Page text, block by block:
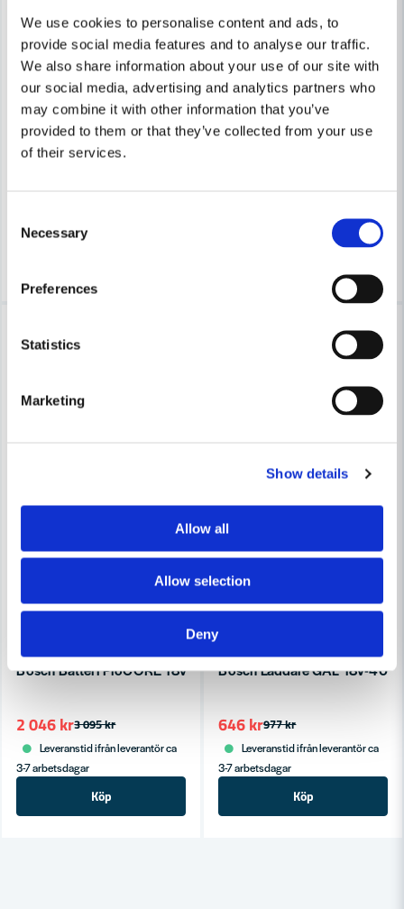
We use cookies to personalise content and ads, to
provide social media features and to analyse our traffic.
We also share information about your use of our site with
our social media, advertising and analytics partners who
may combine it with other information that you’ve
provided to them or that they’ve collected from your use
of their services.
Selection
Necessary
Preferences
Statistics
Marketing
Show details
Allow all
Allow selection
Deny
BOSCH PROFESSIONAL
Bosch Startset ProCore 18V 1X4/1X5,5Ah GAL 18V-40
3-7 arbetsdagar
BOSCH PROFESSIONAL
Bosch GAL 18V 6-80
BOSCH PROFESSIONAL
Bosch Batteri ProCORE 18V 5.5Ah Professional
3 095 kr
2 046 kr
Leveranstid ifrån leverantör ca
3-7 arbetsdagar
Köp
Bosch Laddare GAL 18V-40
977 kr
646 kr
Leveranstid ifrån leverantör ca
3-7 arbetsdagar
Köp